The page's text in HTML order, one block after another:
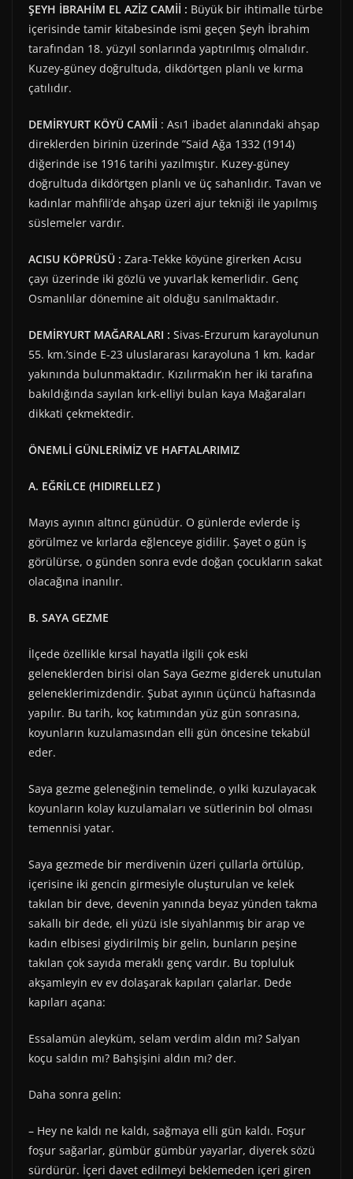
ŞEYH İBRAHİM EL AZİZ CAMİİ : Büyük bir ihtimalle türbe
içerisinde tamir kitabesinde ismi geçen Şeyh İbrahim
tarafından 18. yüzyıl sonlarında yaptırılmış olmalıdır.
Kuzey-güney doğrultuda, dikdörtgen planlı ve kırma
çatılıdır.
DEMİRYURT KÖYÜ CAMİİ : Ası1 ibadet alanındaki ahşap
direklerden birinin üzerinde ”Said Ağa 1332 (1914)
diğerinde ise 1916 tarihi yazılmıştır. Kuzey-güney
doğrultuda dikdörtgen planlı ve üç sahanlıdır. Tavan ve
kadınlar mahfili’de ahşap üzeri ajur tekniği ile yapılmış
süslemeler vardır.
ACISU KÖPRÜSÜ : Zara-Tekke köyüne girerken Acısu
çayı üzerinde iki gözlü ve yuvarlak kemerlidir. Genç
Osmanlılar dönemine ait olduğu sanılmaktadır.
DEMİRYURT MAĞARALARI : Sivas-Erzurum karayolunun
55. km.’sinde E-23 uluslararası karayoluna 1 km. kadar
yakınında bulunmaktadır. Kızılırmak’ın her iki tarafına
bakıldığında sayılan kırk-elliyi bulan kaya Mağaraları
dikkati çekmektedir.
ÖNEMLİ GÜNLERİMİZ VE HAFTALARIMIZ
A. EĞRİLCE (HIDIRELLEZ )
Mayıs ayının altıncı günüdür. O günlerde evlerde iş
görülmez ve kırlarda eğlenceye gidilir. Şayet o gün iş
görülürse, o günden sonra evde doğan çocukların sakat
olacağına inanılır.
B. SAYA GEZME
İlçede özellikle kırsal hayatla ilgili çok eski
geleneklerden birisi olan Saya Gezme giderek unutulan
geleneklerimizdendir. Şubat ayının üçüncü haftasında
yapılır. Bu tarih, koç katımından yüz gün sonrasına,
koyunların kuzulamasından elli gün öncesine tekabül
eder.
Saya gezme geleneğinin temelinde, o yılki kuzulayacak
koyunların kolay kuzulamaları ve sütlerinin bol olması
temennisi yatar.
Saya gezmede bir merdivenin üzeri çullarla örtülüp,
içerisine iki gencin girmesiyle oluşturulan ve kelek
takılan bir deve, devenin yanında beyaz yünden takma
sakallı bir dede, eli yüzü isle siyahlanmış bir arap ve
kadın elbisesi giydirilmiş bir gelin, bunların peşine
takılan çok sayıda meraklı genç vardır. Bu topluluk
akşamleyin ev ev dolaşarak kapıları çalarlar. Dede
kapıları açana:
Essalamün aleyküm, selam verdim aldın mı? Salyan
koçu saldın mı? Bahşişini aldın mı? der.
Daha sonra gelin:
– Hey ne kaldı ne kaldı, sağmaya elli gün kaldı. Foşur
foşur sağarlar, gümbür gümbür yayarlar, diyerek sözü
sürdürür. İçeri davet edilmeyi beklemeden içeri giren